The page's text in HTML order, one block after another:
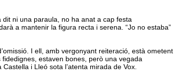
dit ni una paraula, no ha anat a cap festa
a mantenir la figura recta i serena. “Jo no estaba”
I ell, amb vergonyant reiteració, està ometent
estaven bones, però una vegada
i Lleó sota l’atenta mirada de Vox.